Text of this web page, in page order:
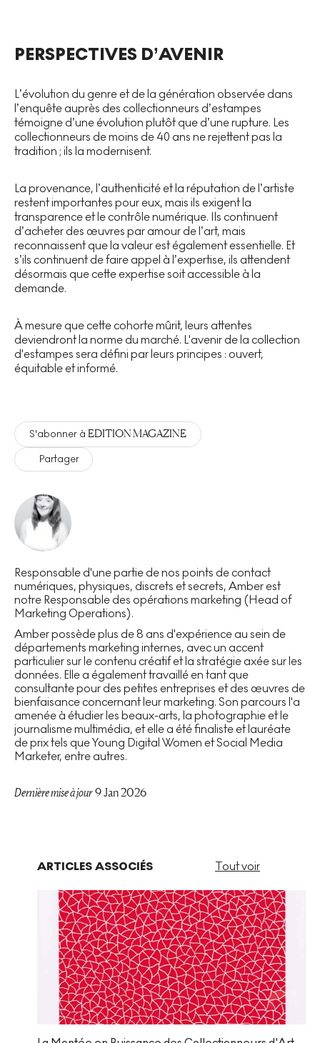
PERSPECTIVES D’AVENIR
L’évolution du genre et de la génération observée dans
l’enquête auprès des collectionneurs d’estampes
témoigne d’une évolution plutôt que d’une rupture. Les
collectionneurs de moins de 40 ans ne rejettent pas la
tradition ; ils la modernisent.
La provenance, l’authenticité et la réputation de l’artiste
restent importantes pour eux, mais ils exigent la
transparence et le contrôle numérique. Ils continuent
d’acheter des œuvres par amour de l’art, mais
reconnaissent que la valeur est également essentielle. Et
s’ils continuent de faire appel à l’expertise, ils attendent
désormais que cette expertise soit accessible à la
demande.
À mesure que cette cohorte mûrit, leurs attentes
deviendront la norme du marché. L'avenir de la collection
d'estampes sera défini par leurs principes : ouvert,
équitable et informé.
S'abonner à EDITION MAGAZINE
Partager
Responsable d'une partie de nos points de contact
numériques, physiques, discrets et secrets, Amber est
notre Responsable des opérations marketing (Head of
Marketing Operations).
Amber possède plus de 8 ans d'expérience au sein de
départements marketing internes, avec un accent
particulier sur le contenu créatif et la stratégie axée sur les
données. Elle a également travaillé en tant que
consultante pour des petites entreprises et des œuvres de
bienfaisance concernant leur marketing. Son parcours l'a
amenée à étudier les beaux-arts, la photographie et le
journalisme multimédia, et elle a été finaliste et lauréate
de prix tels que Young Digital Women et Social Media
Marketer, entre autres.
Dernière mise à jour 9 Jan 2026
ARTICLES ASSOCIÉS Tout voir